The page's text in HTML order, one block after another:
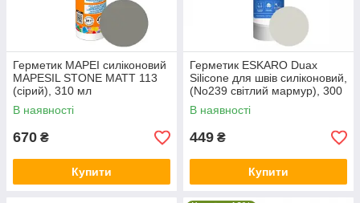
Герметик MAPEI силіконовий
MAPESIL STONE MATT 113
(сірий), 310 мл
В наявності
670 ₴
Купити
Герметик ESKARO Duax
Silicone для швів силіконовий,
(No239 світлий мармур), 300
мл
В наявності
449 ₴
Купити